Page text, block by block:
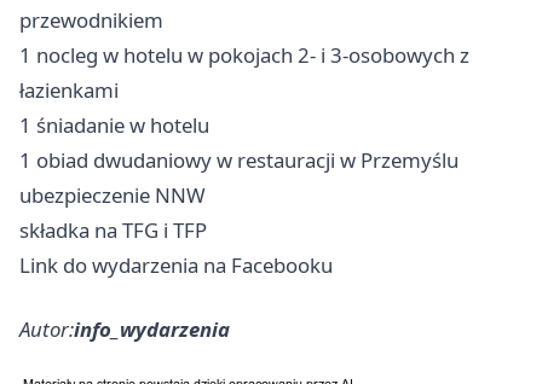
przewodnikiem
1 nocleg w hotelu w pokojach 2- i 3-osobowych z
łazienkami
1 śniadanie w hotelu
1 obiad dwudaniowy w restauracji w Przemyślu
ubezpieczenie NNW
składka na TFG i TFP
Link do wydarzenia na Facebooku
Autor:info_wydarzenia